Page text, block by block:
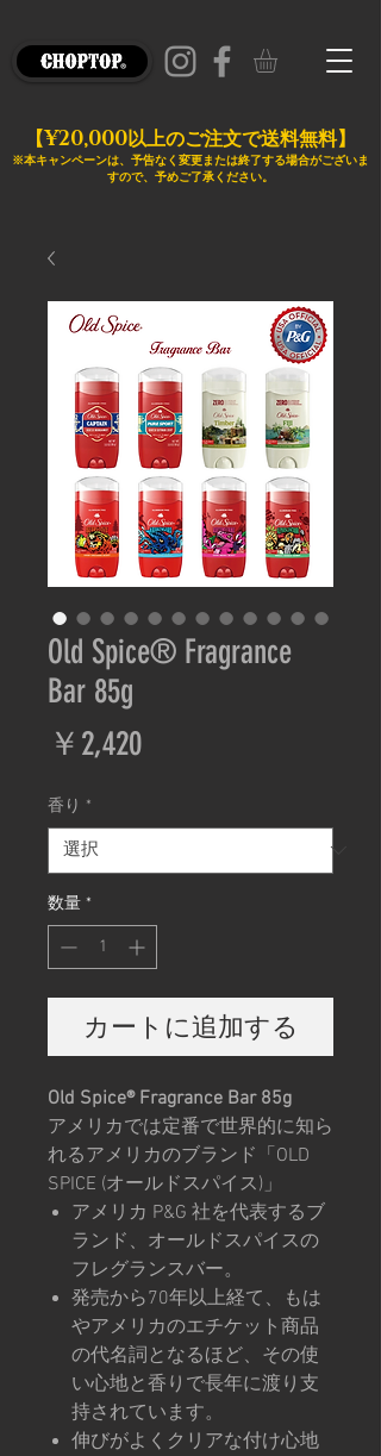
【¥20,000以上のご注文で送料無料】
※本キャンペーンは、予告なく変更または終了する場合がございま
すので、予めご了承ください。
Old Spice®︎ Fragrance
Bar 85g
￥2,420価
香り *
数量 *
カートに追加する
Old Spice®︎ Fragrance Bar 85g
アメリカでは定番で世界的に知ら
れるアメリカのブランド「OLD
SPICE (オールドスパイス)」
アメリカ P&G 社を代表するブ
ランド、オールドスパイスの
フレグランスバー。
発売から70年以上経て、もは
やアメリカのエチケット商品
の代名詞となるほど、その使
い心地と香りで長年に渡り支
持されています。
伸びがよくクリアな付け心地